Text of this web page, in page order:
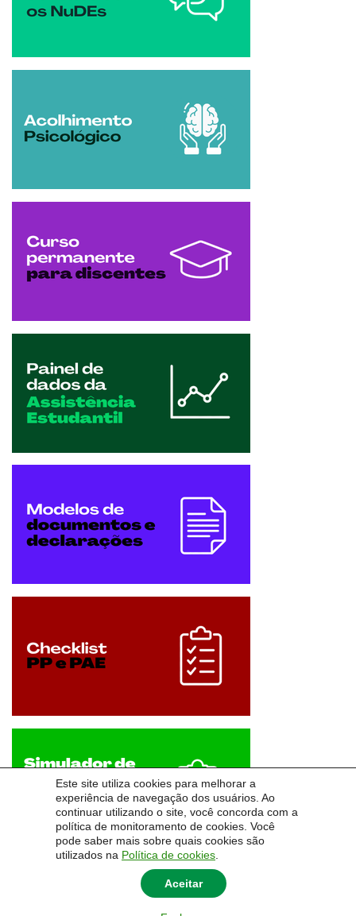
Este site utiliza cookies para melhorar a
experiência de navegação dos usuários. Ao
continuar utilizando o site, você concorda com a
política de monitoramento de cookies. Você
pode saber mais sobre quais cookies são
utilizados na Política de cookies
Aceitar